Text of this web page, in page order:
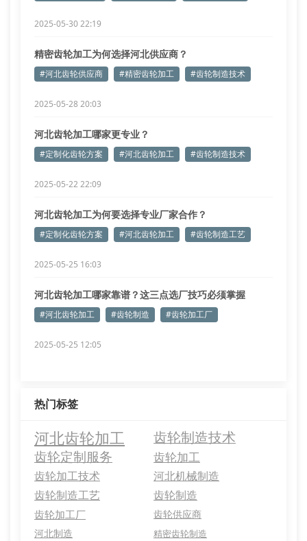
2025-05-30 22:19
精密齿轮加工为何选择河北供应商？
#河北齿轮供应商 #精密齿轮加工 #齿轮制造技术
2025-05-28 20:03
河北齿轮加工哪家更专业？
#定制化齿轮方案 #河北齿轮加工 #齿轮制造技术
2025-05-22 22:09
河北齿轮加工为何要选择专业厂家合作？
#定制化齿轮方案 #河北齿轮加工 #齿轮制造工艺
2025-05-25 16:03
河北齿轮加工哪家靠谱？这三点选厂技巧必须掌握
#河北齿轮加工 #齿轮制造 #齿轮加工厂
2025-05-25 12:05
热门标签
河北齿轮加工 齿轮制造技术
齿轮定制服务 齿轮加工
齿轮加工技术
河北机械制造
齿轮制造工艺
齿轮制造
齿轮加工厂
齿轮供应商
河北制造
精密齿轮制造